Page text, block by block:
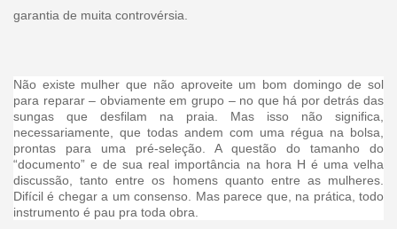
garantia de muita controvérsia.
Não existe mulher que não aproveite um bom domingo de sol
para reparar – obviamente em grupo – no que há por detrás das
sungas que desfilam na praia. Mas isso não significa,
necessariamente, que todas andem com uma régua na bolsa,
prontas para uma pré-seleção. A questão do tamanho do
“documento” e de sua real importância na hora H é uma velha
discussão, tanto entre os homens quanto entre as mulheres.
Difícil é chegar a um consenso. Mas parece que, na prática, todo
instrumento é pau pra toda obra.